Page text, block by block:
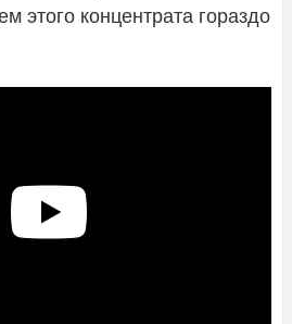
этого концентрата гораздо